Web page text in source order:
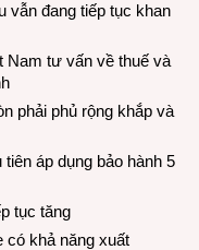
vẫn đang tiếp tục khan
Nam tư vấn về thuế và
phải phủ rộng khắp và
áp dụng bảo hành 5
tục tăng
có khả năng xuất